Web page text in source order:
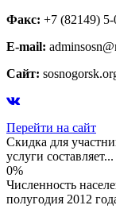
Факс: +7 (82149)
E-mail:
Сайт:
Перейти на сайт
Скидка для
услуги составляет...
0%
Численность
полугодия 2012